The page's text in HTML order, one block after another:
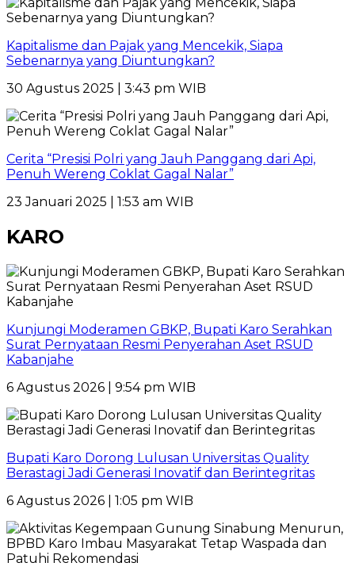
Kapitalisme dan Pajak yang Mencekik, Siapa
Sebenarnya yang Diuntungkan?
30 Agustus 2025 | 3:43 pm WIB
Cerita “Presisi Polri yang Jauh Panggang dari Api,
Penuh Wereng Coklat Gagal Nalar”
23 Januari 2025 | 1:53 am WIB
KARO
Kunjungi Moderamen GBKP, Bupati Karo Serahkan
Surat Pernyataan Resmi Penyerahan Aset RSUD
Kabanjahe
6 Agustus 2026 | 9:54 pm WIB
Bupati Karo Dorong Lulusan Universitas Quality
Berastagi Jadi Generasi Inovatif dan Berintegritas
6 Agustus 2026 | 1:05 pm WIB